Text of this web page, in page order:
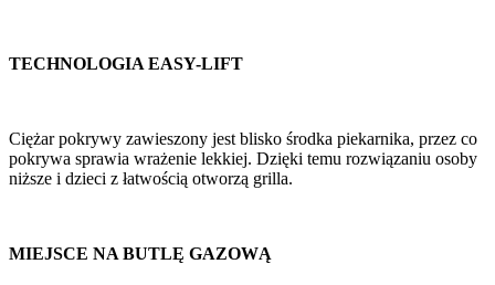
TECHNOLOGIA EASY-LIFT
Ciężar pokrywy zawieszony jest blisko środka piekarnika, przez co
pokrywa sprawia wrażenie lekkiej. Dzięki temu rozwiązaniu osoby
niższe i dzieci z łatwością otworzą grilla.
MIEJSCE NA BUTLĘ GAZOWĄ